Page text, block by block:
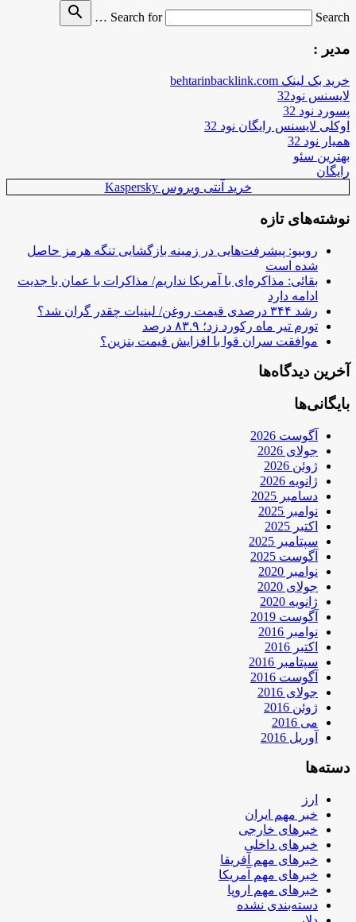
Search for
Search …
search
مدیر :
خرید بک لینک behtarinbacklink.com
لایسنس نود32
پسورد نود 32
اوکلی لایسنس رایگان نود 32
همیار نود 32
بهترین سئو
رایگان
خرید آنتی ویروس Kaspersky
نوشته‌های تازه
روبیو: پیشرفت‌هایی در زمینه بازگشایی تنگه هرمز حاصل
شده است
بقائی: مذاکره‌ای با آمریکا نداریم/ مذاکرات با عمان با جدیت
ادامه دارد
رشد ۳۴۴ درصدی قیمت روغن/ لبنیات چقدر گران شد؟
تورم تیر ماه رکورد زد؛ ۸۳.۹ درصد
موافقت سران قوا با افزایش قیمت بنزین؟
آخرین دیدگاه‌ها
بایگانی‌ها
آگوست 2026
جولای 2026
ژوئن 2026
ژانویه 2026
دسامبر 2025
نوامبر 2025
اکتبر 2025
سپتامبر 2025
آگوست 2025
نوامبر 2020
جولای 2020
ژانویه 2020
آگوست 2019
نوامبر 2016
اکتبر 2016
سپتامبر 2016
آگوست 2016
جولای 2016
ژوئن 2016
می 2016
آوریل 2016
دسته‌ها
ارز
خبر مهم ایران
خبرهای خارجی
خبرهای داخلی
خبرهای مهم آفریقا
خبرهای مهم آمریکا
خبرهای مهم اروپا
دسته‌بندی نشده